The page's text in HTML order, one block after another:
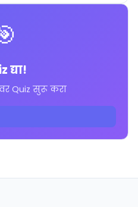
द्या!
Quiz सुरू करा